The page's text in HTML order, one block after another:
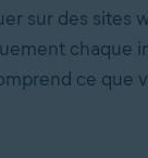
sur des
chaque
ce que